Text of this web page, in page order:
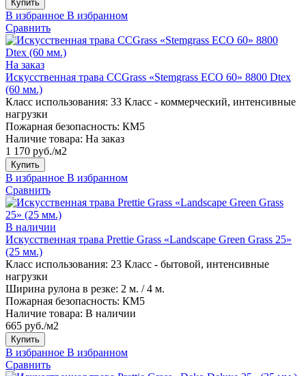
Купить
В избранное В избранном
Сравнить
На заказ
Искусственная трава CCGrass «Stemgrass ECO 60» 8800 Dtex
(60 мм.)
Класс использования: 33 Класс - коммерческий, интенсивные
нагрузки
Пожарная безопасность: КМ5
Наличие товара: На заказ
1 170 руб./м2
Купить
В избранное В избранном
Сравнить
В наличии
Искусственная трава Prettie Grass «Landscape Green Grass 25»
(25 мм.)
Класс использования: 23 Класс - бытовой, интенсивные
нагрузки
Ширина рулона в резке: 2 м. / 4 м.
Пожарная безопасность: КМ5
Наличие товара: В наличии
665 руб./м2
Купить
В избранное В избранном
Сравнить